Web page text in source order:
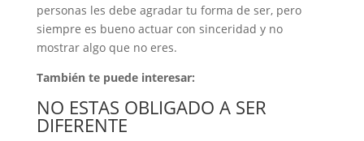
personas les debe agradar tu forma de ser, pero
siempre es bueno actuar con sinceridad y no
mostrar algo que no eres.
También te puede interesar:
NO ESTAS OBLIGADO A SER
DIFERENTE